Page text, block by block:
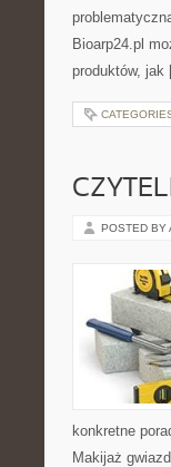
Bioarp24.pl
produktów,
POSTED BY
konkretne
Makijaż